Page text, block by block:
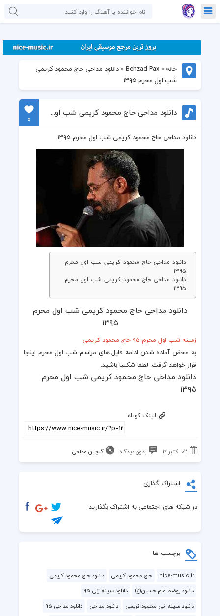
خانه »
Behzad Pax
»دانلود مداحی حاج محمود کریمی
شب اول محرم ۱۳۹۵
دانلود مداحی حاج محمود کریمی شب اول محرم ۱۳۹۵
0
دانلود مداحی حاج محمود کریمی شب اول محرم ۱۳۹۵
دانلود مداحی حاج محمود کریمی شب اول محرم
۱۳۹۵
دانلود مداحی حاج محمود کریمی شب اول محرم
۱۳۹۵
دانلود مداحی حاج محمود کریمی شب اول محرم
۱۳۹۵
زمینه شب اول محرم ۹۵ حاج محمود کریمی
به محض آماده شدن ادامه فایل های مراسم شب اول محرم اینجا
قرار خواهد گرفت. لطفا شکیبا باشید.
دانلود مداحی حاج محمود کریمی شب اول محرم
۱۳۹۵
لینک کوتاه
02 اکتبر 16 بدون دیدگاه گلچین مداحی
اشتراک گذاری
در شبکه های اجتماعی به اشتراک بگذارید
برچسب ها
nice-music.ir حاج محمود کریمی
دانلود حاج محمود کریمی
دانلود روضه امام حسین(ع)
دانلود سینه زنی 95
دانلود سینه زنی محمود کریمی
دانلود مداحی
دانلود مداحی 95